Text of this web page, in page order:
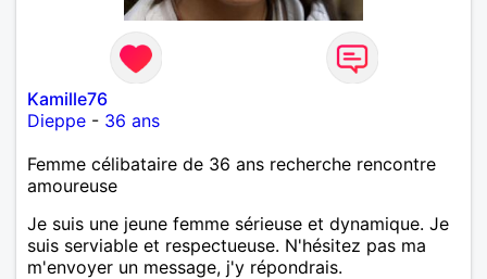
Kamille76
Dieppe - 36 ans
Femme célibataire de 36 ans recherche rencontre
amoureuse
Je suis une jeune femme sérieuse et dynamique. Je
suis serviable et respectueuse. N'hésitez pas ma
m'envoyer un message, j'y répondrais.